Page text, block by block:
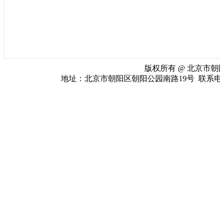
版权所有 @ 北京市
地址：北京市朝阳区朝阳公园南路19号 联系